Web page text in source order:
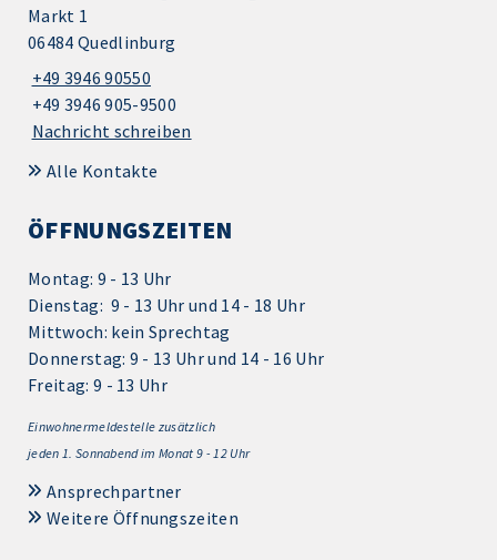
Markt 1
06484 Quedlinburg
+49 3946 90550
+49 3946 905-9500
Nachricht schreiben
Alle Kontakte
ÖFFNUNGSZEITEN
Montag: 9 - 13 Uhr
Dienstag: 9 - 13 Uhr und 14 - 18 Uhr
Mittwoch: kein Sprechtag
Donnerstag: 9 - 13 Uhr und 14 - 16 Uhr
Freitag: 9 - 13 Uhr
Einwohnermeldestelle zusätzlich
jeden 1. Sonnabend im Monat 9 - 12 Uhr
Ansprechpartner
Weitere Öffnungszeiten